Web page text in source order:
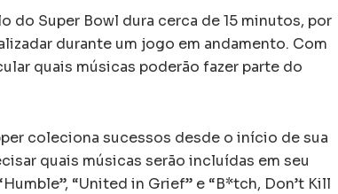
do Super Bowl dura cerca de 15 minutos, por
durante um jogo em andamento. Com
quais músicas poderão fazer parte do
coleciona sucessos desde o início de sua
quais músicas serão incluídas em seu
“United in Grief” e “B*tch, Don’t Kill